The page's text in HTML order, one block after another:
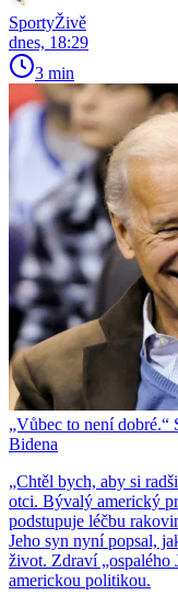
SportyŽivě
dnes, 18:29
3 min
„Vůbec to není dobré.“
Bidena
„Chtěl bych, aby si
otci. Bývalý americký
podstupuje léčbu
Jeho syn nyní popsal,
život. Zdraví „ospalého
americkou politikou.